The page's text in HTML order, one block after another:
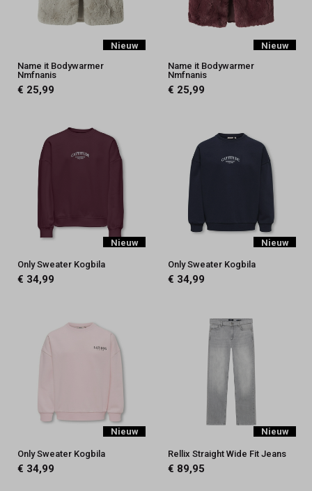
Nieuw
Name it Bodywarmer
Nmfnanis
€ 25,99
Nieuw
Name it Bodywarmer
Nmfnanis
€ 25,99
Nieuw
Only Sweater Kogbila
€ 34,99
Nieuw
Only Sweater Kogbila
€ 34,99
Nieuw
Only Sweater Kogbila
€ 34,99
Nieuw
Rellix Straight Wide Fit Jeans
€ 89,95